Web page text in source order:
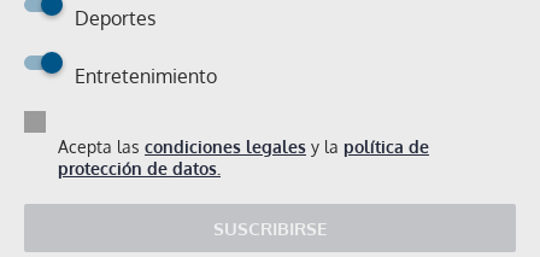
Deportes
Entretenimiento
Acepta las condiciones legales y la política de
protección de datos.
SUSCRIBIRSE